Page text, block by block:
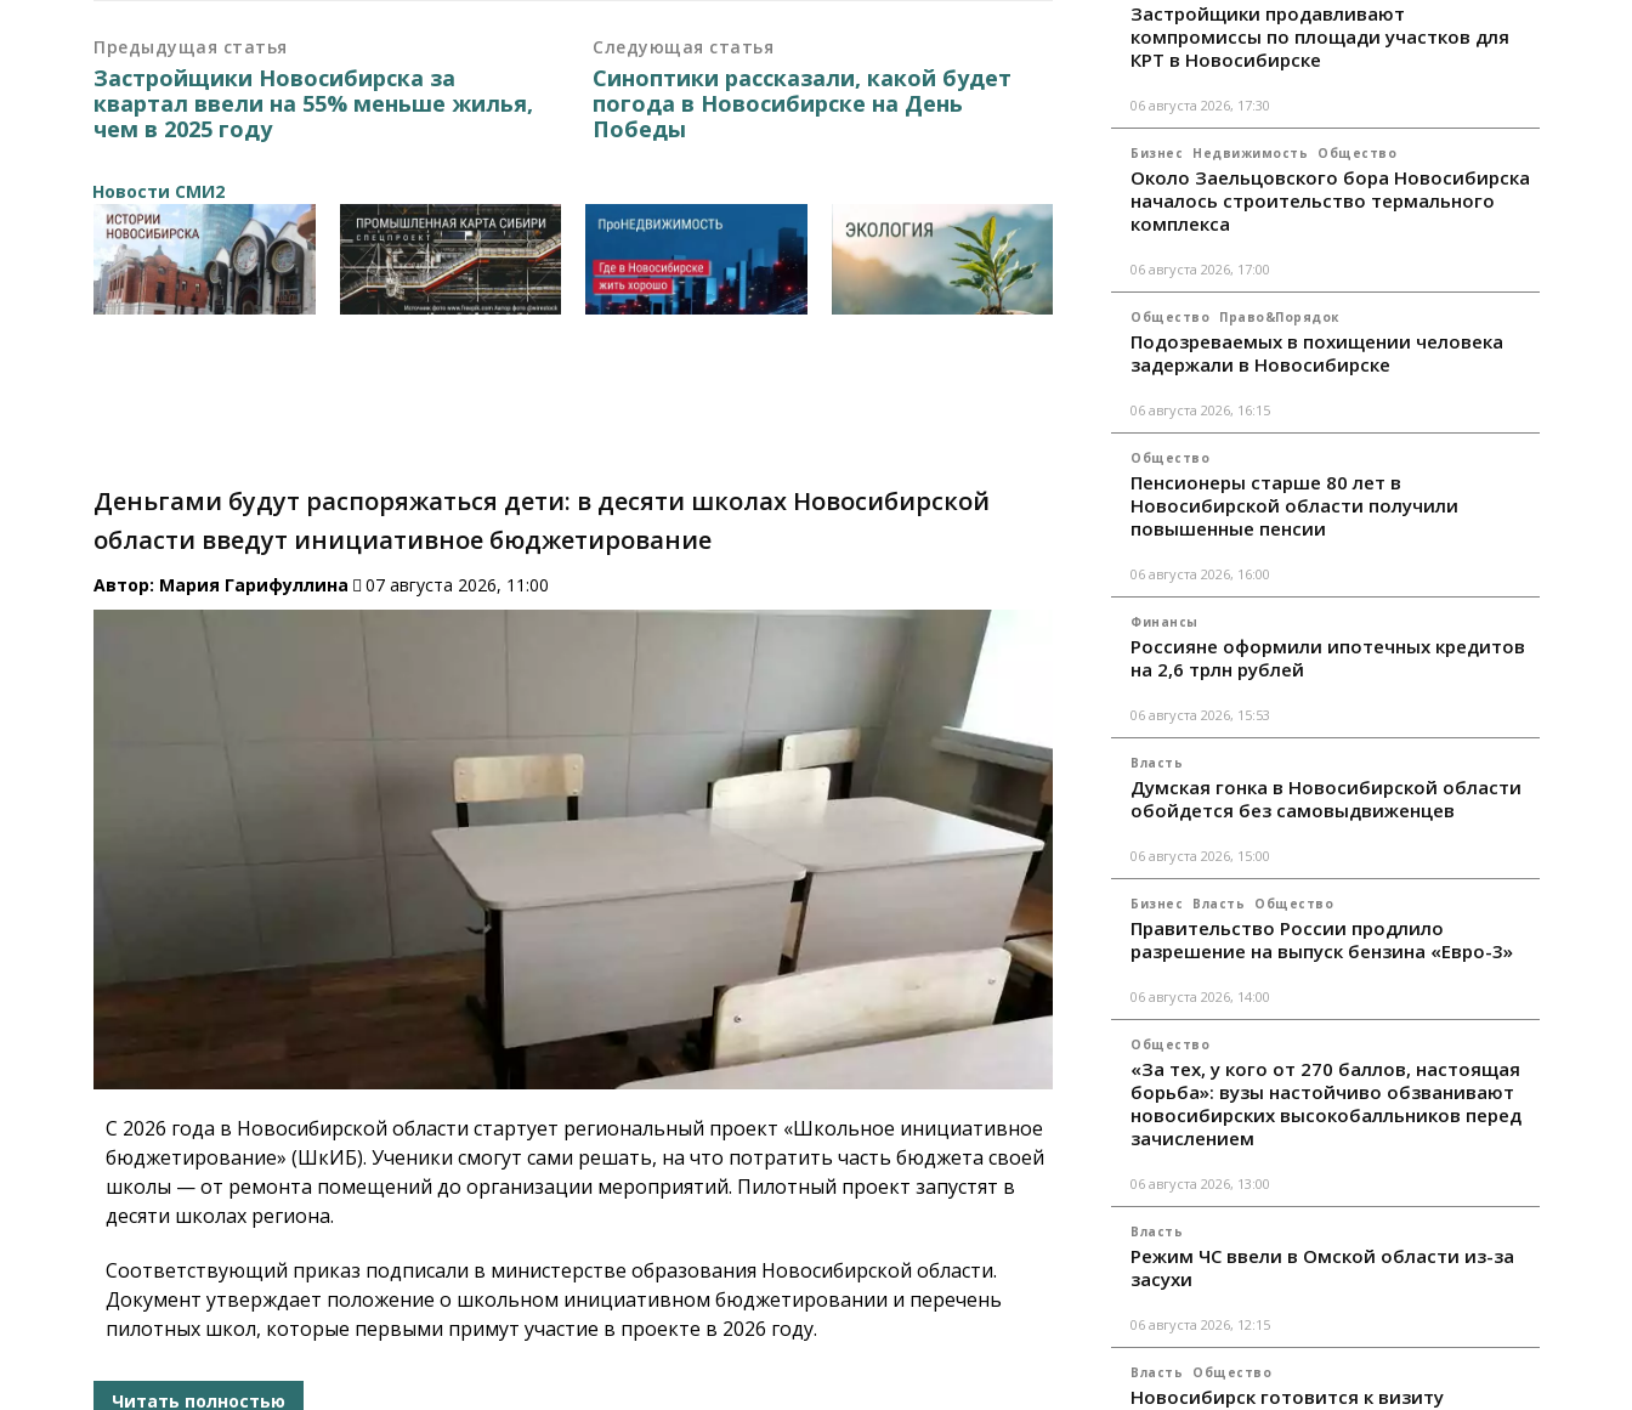
Предыдущая статья
Застройщики Новосибирска за
квартал ввели на 55% меньше жилья,
чем в 2025 году
Следующая статья
Синоптики рассказали, какой будет
погода в Новосибирске на День
Победы
Новости СМИ2
Деньгами будут распоряжаться дети: в десяти школах Новосибирской
области введут инициативное бюджетирование
Автор: Мария Гарифуллина 07 августа 2026, 11:00
С 2026 года в Новосибирской области стартует региональный проект «Школьное инициативное
бюджетирование» (ШкИБ). Ученики смогут сами решать, на что потратить часть бюджета своей
школы — от ремонта помещений до организации мероприятий. Пилотный проект запустят в
десяти школах региона.
Соответствующий приказ подписали в министерстве образования Новосибирской области.
Документ утверждает положение о школьном инициативном бюджетировании и перечень
пилотных школ, которые первыми примут участие в проекте в 2026 году.
Читать полностью
Застройщики продавливают
компромиссы по площади участков для
КРТ в Новосибирске
06 августа 2026, 17:30
Бизнес Недвижимость Общество
Около Заельцовского бора Новосибирска
началось строительство термального
комплекса
06 августа 2026, 17:00
Общество Право&Порядок
Подозреваемых в похищении человека
задержали в Новосибирске
06 августа 2026, 16:15
Общество
Пенсионеры старше 80 лет в
Новосибирской области получили
повышенные пенсии
06 августа 2026, 16:00
Финансы
Россияне оформили ипотечных кредитов
на 2,6 трлн рублей
06 августа 2026, 15:53
Власть
Думская гонка в Новосибирской области
обойдется без самовыдвиженцев
06 августа 2026, 15:00
Бизнес Власть Общество
Правительство России продлило
разрешение на выпуск бензина «Евро-3»
06 августа 2026, 14:00
Общество
«За тех, у кого от 270 баллов, настоящая
борьба»: вузы настойчиво обзванивают
новосибирских высокобалльников перед
зачислением
06 августа 2026, 13:00
Власть
Режим ЧС ввели в Омской области из-за
засухи
06 августа 2026, 12:15
Власть Общество
Новосибирск готовится к визиту